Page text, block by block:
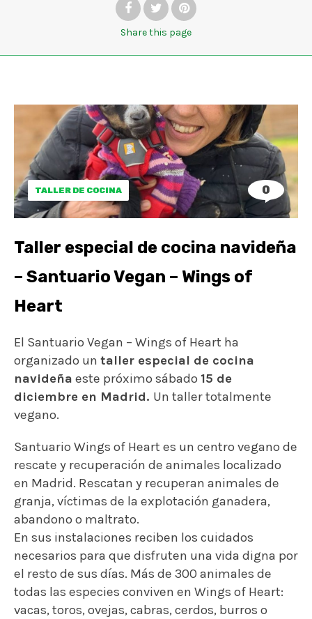
Sharethis page
TALLER DE COCINA 0
Taller especial de cocina navideña
– Santuario Vegan – Wings of
Heart
El Santuario Vegan – Wings of Heart ha
organizado un taller especial de cocina
navideña este próximo sábado 15 de
diciembre en Madrid. Un taller totalmente
vegano.
Santuario Wings of Heart es un centro vegano de
rescate y recuperación de animales localizado
en Madrid. Rescatan y recuperan animales de
granja, víctimas de la explotación ganadera,
abandono o maltrato.
En sus instalaciones reciben los cuidados
necesarios para que disfruten una vida digna por
el resto de sus días. Más de 300 animales de
todas las especies conviven en Wings of Heart:
vacas, toros, ovejas, cabras, cerdos, burros o